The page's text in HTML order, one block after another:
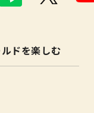
ドを楽しむ